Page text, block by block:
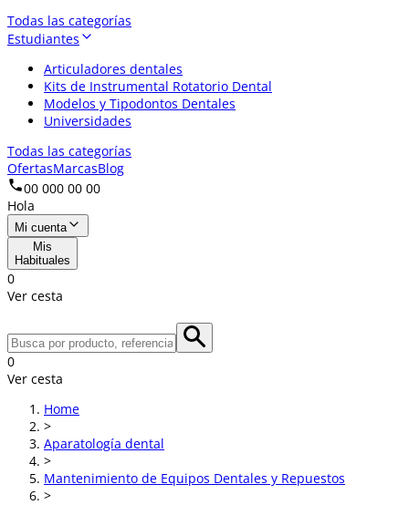
Todas las categorías
Estudiantes
Articuladores dentales
Kits de Instrumental Rotatorio Dental
Modelos y Tipodontos Dentales
Universidades
Todas las categorías
OfertasMarcasBlog
00 000 00 00
Hola
Mi cuenta
Mis
Habituales
0
Ver cesta
0
Ver cesta
Home
>
Aparatología dental
>
Mantenimiento de Equipos Dentales y Repuestos
>